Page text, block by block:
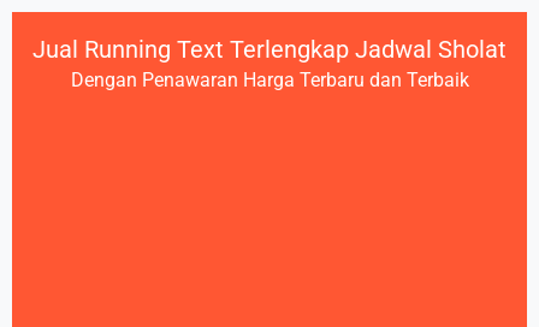
Jual Running Text Terlengkap Jadwal Sholat
Dengan Penawaran Harga Terbaru dan Terbaik